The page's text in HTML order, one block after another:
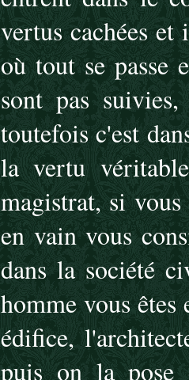
vertus cachées
où tout se passe
sont pas
toutefois c'est
la vertu
magistrat, si
en vain vous
dans la société
homme vous
édifice,
puis on la pose